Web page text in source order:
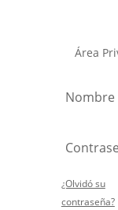
Área
¿Olvidó su
contraseña?